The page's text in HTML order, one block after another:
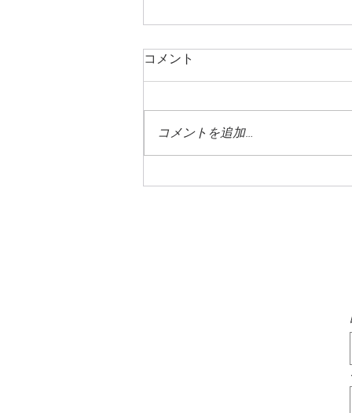
蓼科高原はすっかり夏の風情
コメント
コメントを追加…